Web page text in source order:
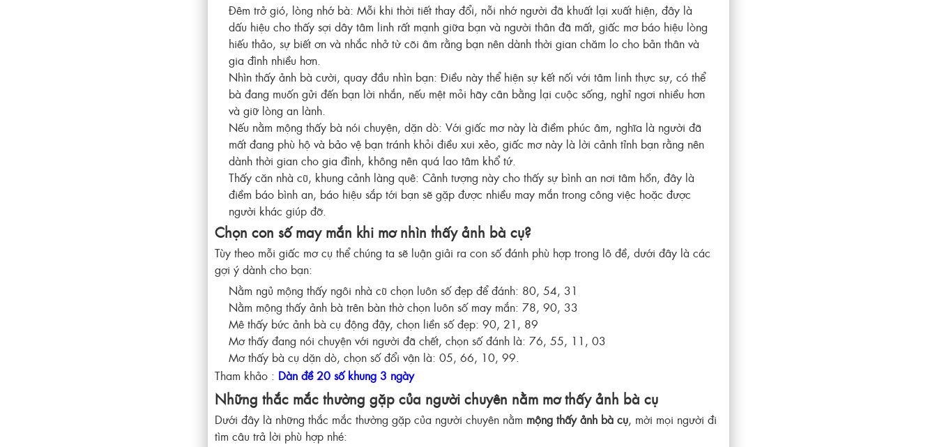
Đêm trở gió, lòng nhớ bà: Mỗi khi thời tiết thay đổi, nỗi nhớ người đã khuất lại xuất hiện, đây là
dấu hiệu cho thấy sợi dây tâm linh rất mạnh giữa bạn và người thân đã mất, giấc mơ báo hiệu lòng
hiếu thảo, sự biết ơn và nhắc nhở từ cõi âm rằng bạn nên dành thời gian chăm lo cho bản thân và
gia đình nhiều hơn.
Nhìn thấy ảnh bà cười, quay đầu nhìn bạn: Điều này thể hiện sự kết nối với tâm linh thực sự, có thể
bà đang muốn gửi đến bạn lời nhắn, nếu mệt mỏi hãy cân bằng lại cuộc sống, nghỉ ngơi nhiều hơn
và giữ lòng an lành.
Nếu nằm mộng thấy bà nói chuyện, dặn dò: Với giấc mơ này là điềm phúc âm, nghĩa là người đã
mất đang phù hộ và bảo vệ bạn tránh khỏi điều xui xẻo, giấc mơ này là lời cảnh tỉnh bạn rằng nên
dành thời gian cho gia đình, không nên quá lao tâm khổ tứ.
Thấy căn nhà cũ, khung cảnh làng quê: Cảnh tượng này cho thấy sự bình an nơi tâm hồn, đây là
điềm báo bình an, báo hiệu sắp tới bạn sẽ gặp được nhiều may mắn trong công việc hoặc được
người khác giúp đỡ.
Chọn con số may mắn khi mơ nhìn thấy ảnh bà cụ?
Tùy theo mỗi giấc mơ cụ thể chúng ta sẽ luận giải ra con số đánh phù hợp trong lô đề, dưới đây là các
gợi ý dành cho bạn:
Nằm ngủ mộng thấy ngôi nhà cũ chọn luôn số đẹp để đánh: 80, 54, 31
Nằm mộng thấy ảnh bà trên bàn thờ chọn luôn số may mắn: 78, 90, 33
Mê thấy bức ảnh bà cụ động đậy, chọn liền số đẹp: 90, 21, 89
Mơ thấy đang nói chuyện với người đã chết, chọn số đánh là: 76, 55, 11, 03
Mơ thấy bà cụ dặn dò, chọn số đổi vận là: 05, 66, 10, 99.
Tham khảo : Dàn đề 20 số khung 3 ngày
Những thắc mắc thường gặp của người chuyên nằm mơ thấy ảnh bà cụ
Dưới đây là những thắc mắc thường gặp của người chuyên nằm mộng thấy ảnh bà cụ, mời mọi người đi
tìm câu trả lời phù hợp nhé: